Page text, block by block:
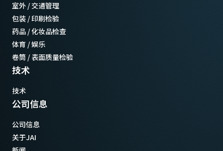
室外 / 交通管理
包装 / 印刷检验
药品 / 化妆品检查
体育 / 娱乐
卷筒 / 表面质量检验
技术
技术
公司信息
公司信息
关于JAI